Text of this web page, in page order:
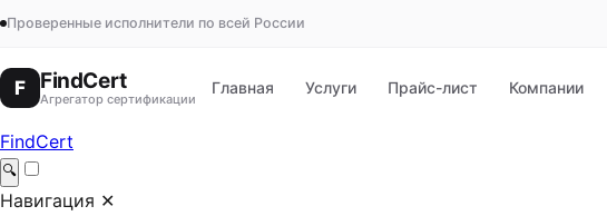
Проверенные исполнители по всей России
F FindCert
Агрегатор сертификации
Главная Услуги Прайс-лист Компании
FindCert
🔍
Навигация ✕